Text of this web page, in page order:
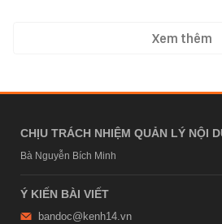
Xem thêm
CHỊU TRÁCH NHIỆM QUẢN LÝ NỘI
Bà Nguyễn Bích Minh
Ý KIẾN BÀI VIẾT
bandoc@kenh14.vn